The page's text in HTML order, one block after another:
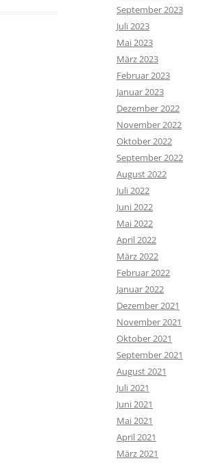
September 2023
Juli 2023
Mai 2023
März 2023
Februar 2023
Januar 2023
Dezember 2022
November 2022
Oktober 2022
September 2022
August 2022
Juli 2022
Juni 2022
Mai 2022
April 2022
März 2022
Februar 2022
Januar 2022
Dezember 2021
November 2021
Oktober 2021
September 2021
August 2021
Juli 2021
Juni 2021
Mai 2021
April 2021
März 2021